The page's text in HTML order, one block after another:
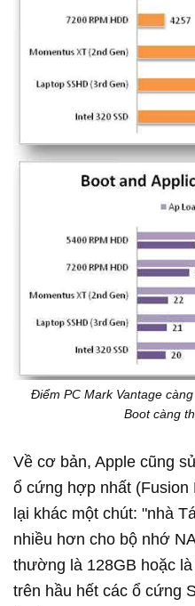
Điểm PC Mark Vantage
Boot càng
Về cơ bản, Apple cũng
ổ cứng hợp nhất (Fusion
lại khác một chút: "nhà
nhiều hơn cho bộ nhớ
thường là 128GB hoặc
trên hầu hết các ổ cứng